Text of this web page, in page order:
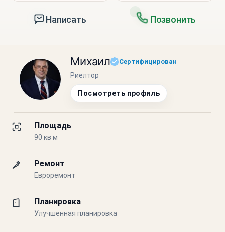
Написать Позвонить
Михаил Сертифицирован
Риелтор
Посмотреть профиль
Площадь
90 кв м
Ремонт
Евроремонт
Планировка
Улучшенная планировка